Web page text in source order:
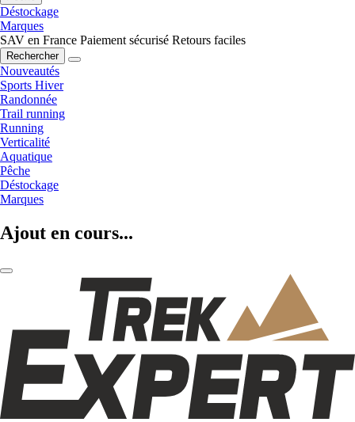
Déstockage
Marques
SAV en France Paiement sécurisé Retours faciles
Rechercher
Nouveautés
Sports Hiver
Randonnée
Trail running
Running
Verticalité
Aquatique
Pêche
Déstockage
Marques
Ajout en cours...